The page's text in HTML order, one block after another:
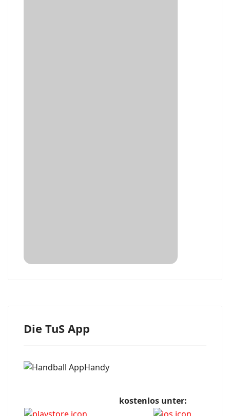
Die TuS App
kostenlos unter: